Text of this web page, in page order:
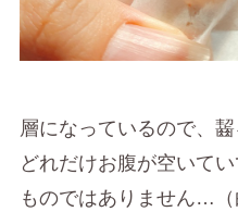
層になっているので、
どれだけお腹が空いて
ものではありません…（